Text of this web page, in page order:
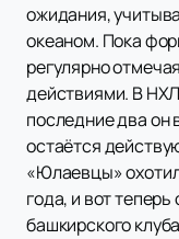
ожидания,
океаном. Пока
регулярно
действиями. В
последние два он
остаётся
«Юлаевцы»
года, и вот
башкирского